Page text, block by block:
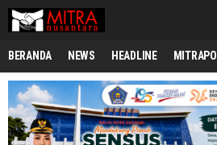
mitranusantara.id
Mitranya Masyarakat Indonesia
BERANDA NEWS HEADLINE